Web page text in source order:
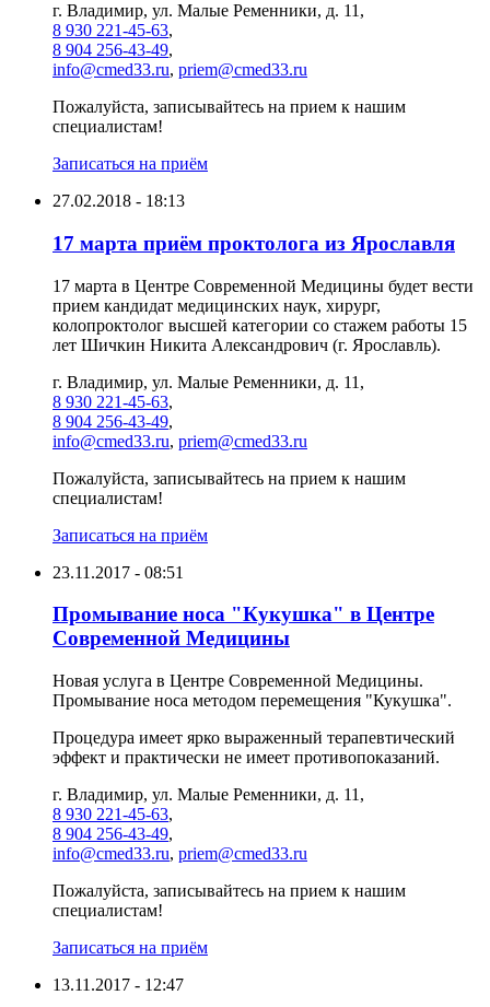
г. Владимир, ул. Малые Ременники, д. 11,
8 930 221-45-63,
8 904 256-43-49,
info@cmed33.ru, priem@cmed33.ru
Пожалуйста, записывайтесь на прием к нашим
специалистам!
Записаться на приём
27.02.2018 - 18:13
17 марта приём проктолога из Ярославля
17 марта в Центре Современной Медицины будет вести
прием кандидат медицинских наук, хирург,
колопроктолог высшей категории со стажем работы 15
лет Шичкин Никита Александрович (г. Ярославль).
г. Владимир, ул. Малые Ременники, д. 11,
8 930 221-45-63,
8 904 256-43-49,
info@cmed33.ru, priem@cmed33.ru
Пожалуйста, записывайтесь на прием к нашим
специалистам!
Записаться на приём
23.11.2017 - 08:51
Промывание носа "Кукушка" в Центре
Современной Медицины
Новая услуга в Центре Современной Медицины.
Промывание носа методом перемещения "Кукушка".
Процедура имеет ярко выраженный терапевтический
эффект и практически не имеет противопоказаний.
г. Владимир, ул. Малые Ременники, д. 11,
8 930 221-45-63,
8 904 256-43-49,
info@cmed33.ru, priem@cmed33.ru
Пожалуйста, записывайтесь на прием к нашим
специалистам!
Записаться на приём
13.11.2017 - 12:47